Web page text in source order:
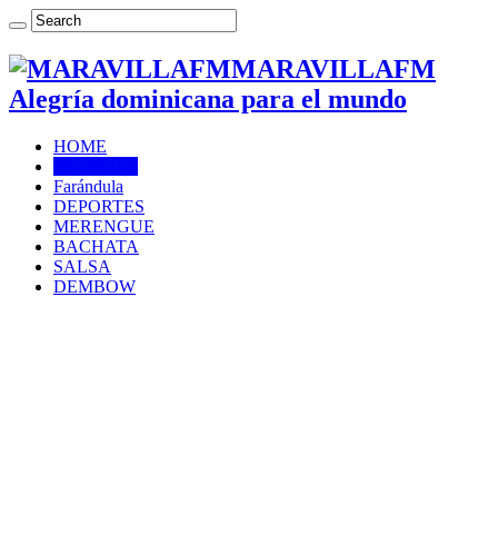
MARAVILLAFM
Alegría dominicana para el mundo
HOME
Farándula
DEPORTES
MERENGUE
BACHATA
SALSA
DEMBOW